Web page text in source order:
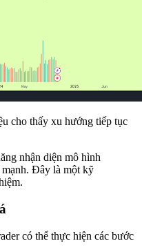
cho thấy xu hướng tiếp tục
nhận diện mô hình
mạnh. Đây là một kỹ
có thể thực hiện các bước